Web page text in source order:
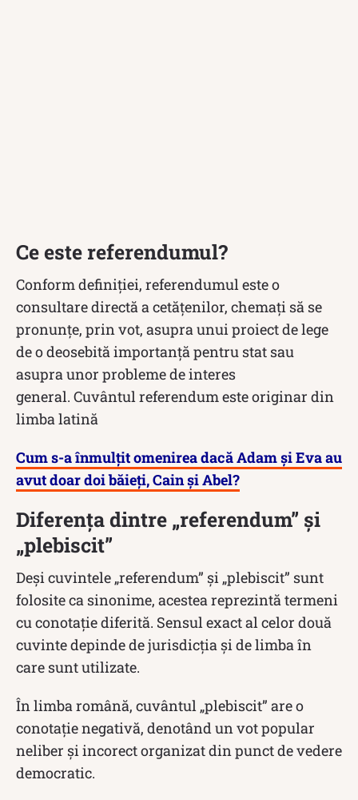
Ce este referendumul?
Conform definiției, referendumul este o
consultare directă a cetățenilor, chemați să se
pronunțe, prin vot, asupra unui proiect de lege
de o deosebită importanță pentru stat sau
asupra unor probleme de interes
general. Cuvântul referendum este originar din
limba latină
Cum s-a înmulțit omenirea dacă Adam și Eva au
avut doar doi băieți, Cain și Abel?
Diferența dintre „referendum” și
„plebiscit”
Deși cuvintele „referendum” și „plebiscit” sunt
folosite ca sinonime, acestea reprezintă termeni
cu conotație diferită. Sensul exact al celor două
cuvinte depinde de jurisdicția și de limba în
care sunt utilizate.
În limba română, cuvântul „plebiscit” are o
conotație negativă, denotând un vot popular
neliber și incorect organizat din punct de vedere
democratic.